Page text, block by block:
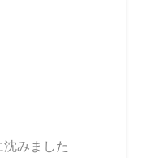
みました